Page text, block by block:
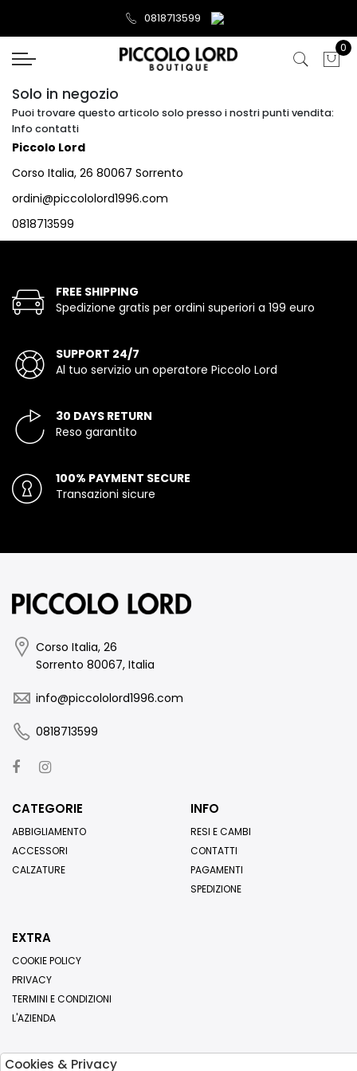
0818713599
0
Solo in negozio
Puoi trovare questo articolo solo presso i nostri punti vendita:
Info contatti
Piccolo Lord
Corso Italia, 26 80067 Sorrento
ordini@piccololord1996.com
0818713599
FREE SHIPPING
Spedizione gratis per ordini superiori a 199 euro
SUPPORT 24/7
Al tuo servizio un operatore Piccolo Lord
30 DAYS RETURN
Reso garantito
100% PAYMENT SECURE
Transazioni sicure
Corso Italia, 26
Sorrento 80067, Italia
info@piccololord1996.com
0818713599
CATEGORIE
ABBIGLIAMENTO
ACCESSORI
CALZATURE
INFO
RESI E CAMBI
CONTATTI
PAGAMENTI
SPEDIZIONE
EXTRA
COOKIE POLICY
PRIVACY
TERMINI E CONDIZIONI
L'AZIENDA
Cookies & Privacy